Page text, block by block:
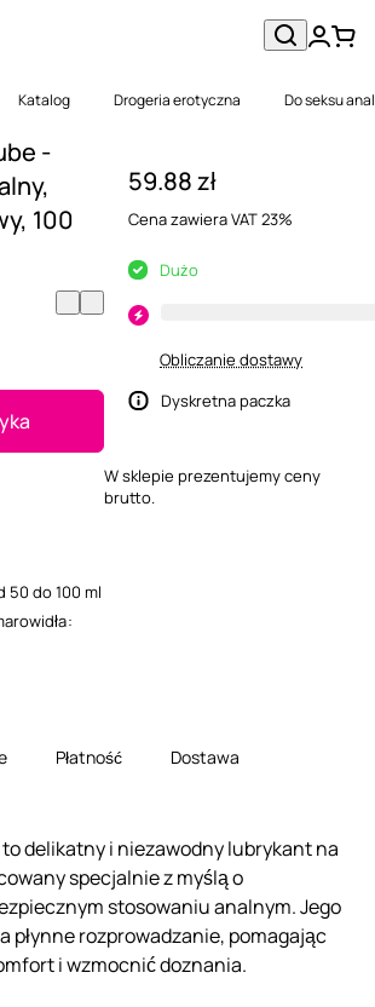
Katalog Drogeria erotyczna Do seksu
-
100
50 do 100 ml
:
59.88 zł
Cena zawiera VAT 23%
Dużo
Obliczanie dostawy
Dyskretna paczka
W sklepie prezentujemy ceny
brutto.
Płatność Dostawa
delikatny i niezawodny lubrykant na
specjalnie z myślą o
stosowaniu analnym. Jego
płynne rozprowadzanie, pomagając
i wzmocnić doznania.